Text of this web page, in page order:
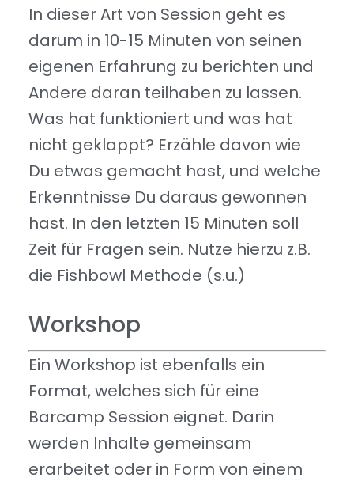
In dieser Art von Session geht es
darum in 10-15 Minuten von seinen
eigenen Erfahrung zu berichten und
Andere daran teilhaben zu lassen.
Was hat funktioniert und was hat
nicht geklappt? Erzähle davon wie
Du etwas gemacht hast, und welche
Erkenntnisse Du daraus gewonnen
hast. In den letzten 15 Minuten soll
Zeit für Fragen sein. Nutze hierzu z.B.
die Fishbowl Methode (s.u.)
Workshop
Ein Workshop ist ebenfalls ein
Format, welches sich für eine
Barcamp Session eignet. Darin
werden Inhalte gemeinsam
erarbeitet oder in Form von einem